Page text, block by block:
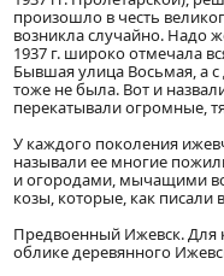
произошло в честь
возникла случайно. Надо
1937 г. широко отмечала
Бывшая улица Восьмая, а с
тоже не была. Вот и
перекатывали огромные,
У каждого поколения
называли ее многие
и огородами, мычащими
козы, которые, как писали
Предвоенный Ижевск. Для
облике деревянного